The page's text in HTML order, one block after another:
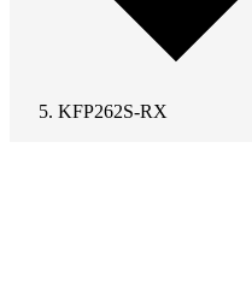
KFP262S-RX